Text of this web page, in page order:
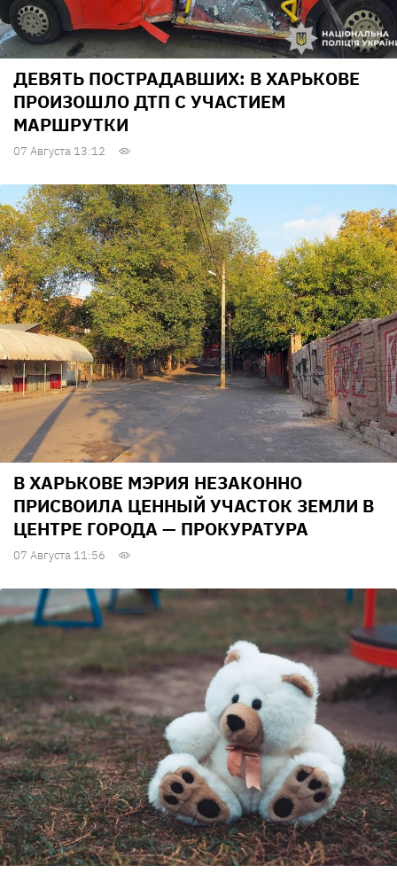
ДЕВЯТЬ ПОСТРАДАВШИХ: В ХАРЬКОВЕ
ПРОИЗОШЛО ДТП С УЧАСТИЕМ
МАРШРУТКИ
07 Августа 13:12
В ХАРЬКОВЕ МЭРИЯ НЕЗАКОННО
ПРИСВОИЛА ЦЕННЫЙ УЧАСТОК ЗЕМЛИ В
ЦЕНТРЕ ГОРОДА — ПРОКУРАТУРА
07 Августа 11:56